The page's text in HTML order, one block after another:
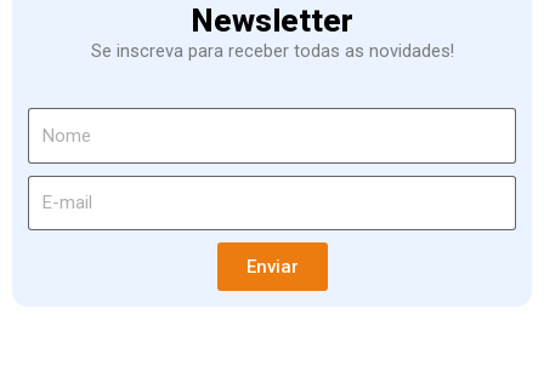
Newsletter
Se inscreva para receber todas as novidades!
Enviar